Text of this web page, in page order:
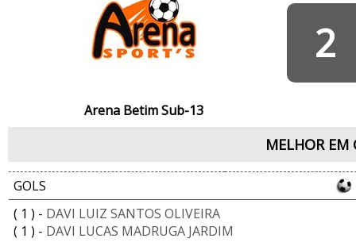
Arena Betim Sub-13
2
MELHOR
GOLS
( 1 ) - DAVI LUIZ SANTOS OLIVEIRA
( 1 ) - DAVI LUCAS MADRUGA JARDIM